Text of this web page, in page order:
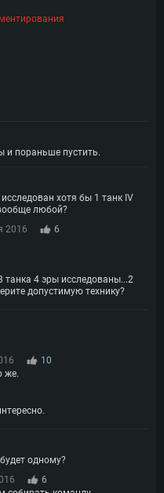
и пораньше пустить.
хотя бы 1 танк IV
любой?
2016
6
танка 4 эры исследованы...2
допустимую технику?
10
же.
одному?
6